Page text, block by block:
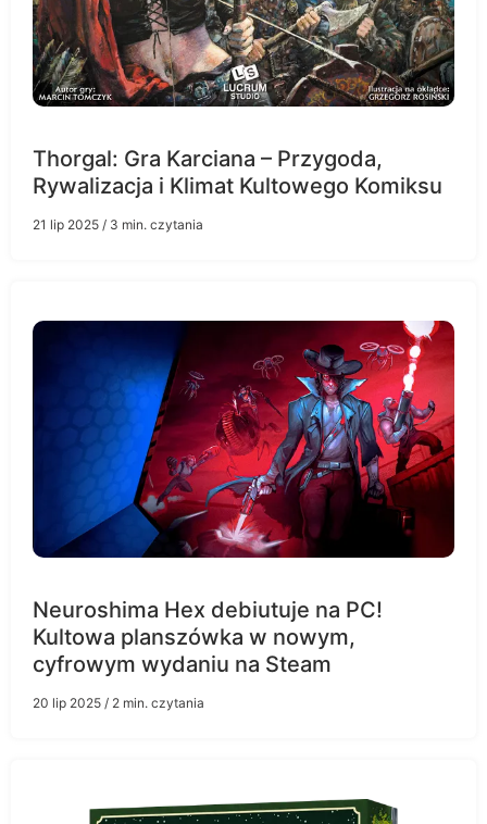
Thorgal: Gra Karciana – Przygoda,
Rywalizacja i Klimat Kultowego Komiksu
21 lip 2025 / 3 min. czytania
Neuroshima Hex debiutuje na PC!
Kultowa planszówka w nowym,
cyfrowym wydaniu na Steam
20 lip 2025 / 2 min. czytania